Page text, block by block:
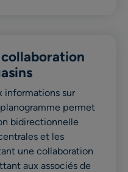
informations sur
permet
bidirectionnelle
et les
une collaboration
aux associés de